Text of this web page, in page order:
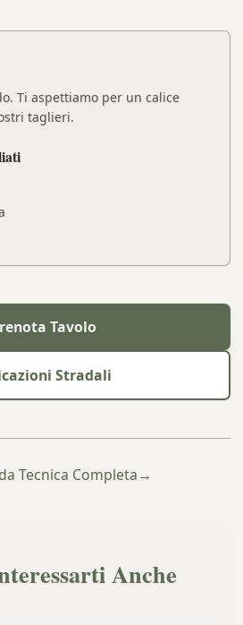
Ti aspettiamo per un calice
taglieri.
Tavolo
Stradali
Tecnica Completa→
Anche